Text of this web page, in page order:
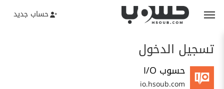
حساب جديد
تسجيل الدخول
حسوب I/O
io.hsoub.com